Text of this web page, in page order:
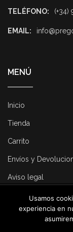
TELÉFONO: (+34)
EMAIL:
MENÚ
Inicio
Tienda
Carrito
Envíos y
Aviso legal
© 2025
Usamos
experiencia en